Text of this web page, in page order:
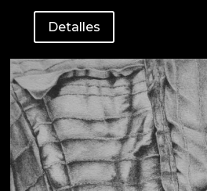
Detalles